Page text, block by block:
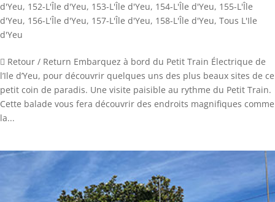
d'Yeu, 152-L'Île d'Yeu, 153-L'Île d'Yeu, 154-L'Île d'Yeu, 155-L'Île
d'Yeu, 156-L'Île d'Yeu, 157-L'Île d'Yeu, 158-L'Île d'Yeu, Tous L'Ile
d'Yeu
 Retour / Return Embarquez à bord du Petit Train Électrique de
l’Ile d’Yeu, pour découvrir quelques uns des plus beaux sites de ce
petit coin de paradis. Une visite paisible au rythme du Petit Train.
Cette balade vous fera découvrir des endroits magnifiques comme
la...